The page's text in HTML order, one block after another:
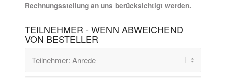
Rechnungsstellung an uns berücksichtigt werden.
TEILNEHMER - WENN ABWEICHEND
VON BESTELLER